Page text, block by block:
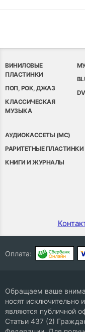
ВИНИЛОВЫЕ
ПЛАСТИНКИ
ПОП, РОК, ДЖАЗ
КЛАССИЧЕСКАЯ
МУЗЫКА
АУДИОКАССЕТЫ (MC)
РАРИТЕТНЫЕ
КНИГИ И ЖУРНАЛЫ
Оплата:
Обращаем ваше
носят исключительно
являются публичной
Статьи 437 (2)